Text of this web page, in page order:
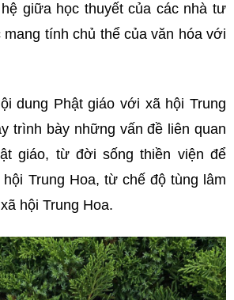
giữa học thuyết của các nhà tư
tính chủ thể của văn hóa với
dung Phật giáo với xã hội Trung
trình bày những vấn đề liên quan
giáo, từ đời sống thiền viện để
Trung Hoa, từ chế độ tùng lâm
hội Trung Hoa.